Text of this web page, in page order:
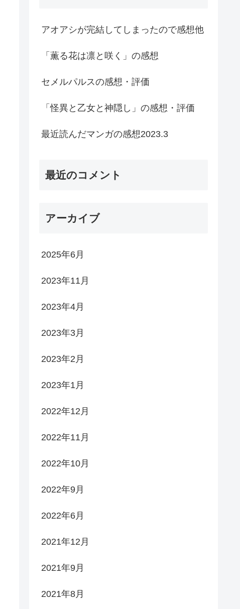
アオアシが完結してしまったので感想他
「薫る花は凛と咲く」の感想
セメルパルスの感想・評価
「怪異と乙女と神隠し」の感想・評価
最近読んだマンガの感想2023.3
最近のコメント
アーカイブ
2025年6月
2023年11月
2023年4月
2023年3月
2023年2月
2023年1月
2022年12月
2022年11月
2022年10月
2022年9月
2022年6月
2021年12月
2021年9月
2021年8月